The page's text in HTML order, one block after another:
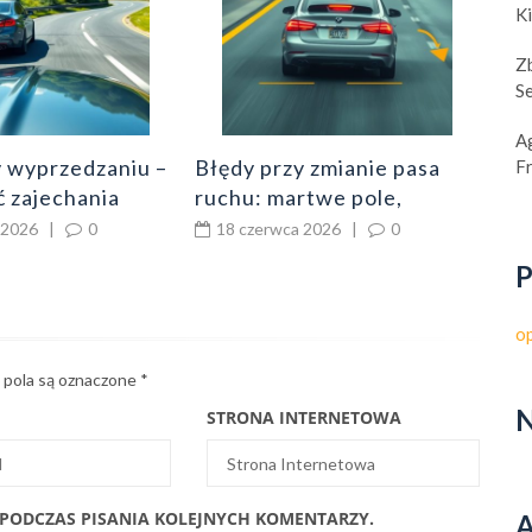
wyprzedzaniu –
zajechania
na
| 0
Błędy przy zmianie pasa
ruchu: martwe pole,
kierunkowskaz, odstęp i
18 czerwca 2026 | 0
są oznaczone *
STRONA INTERNETOWA
PISANIA KOLEJNYCH KOMENTARZY.